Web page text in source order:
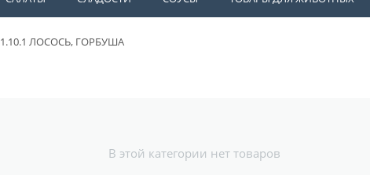
1.10.1 ЛОСОСЬ, ГОРБУША
В этой категории нет товаров